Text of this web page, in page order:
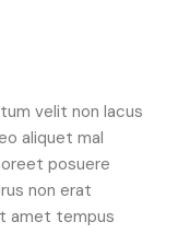
velit non lacus
aliquet mal
posuere
non erat
amet tempus